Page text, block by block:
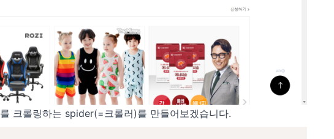
를 크롤링하는 spider(=크롤러)를 만들어보겠습니다.